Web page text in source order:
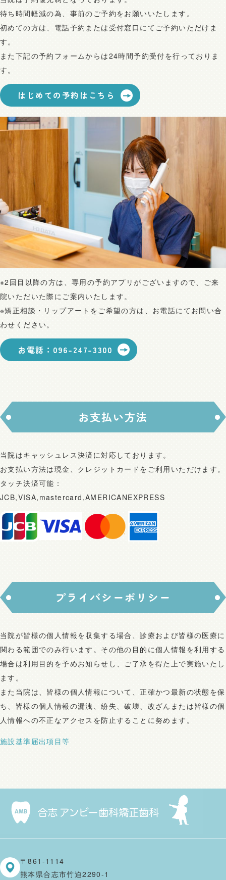
待ち時間軽減の為、事前のご予約をお願いいたします。
初めての方は、電話予約または受付窓口にてご予約いただけま
す。
また下記の予約フォームからは24時間予約受付を行っておりま
す。
はじめての予約はこちら
※2回目以降の方は、専用の予約アプリがございますので、ご来
院いただいた際にご案内いたします。
※矯正相談・リップアートをご希望の方は、お電話にてお問い合
わせください。
お電話：096-247-3300
お支払い方法
当院はキャッシュレス決済に対応しております。
お支払い方法は現金、クレジットカードをご利用いただけます。
タッチ決済可能：
JCB,VISA,mastercard,AMERICANEXPRESS
プライバシーポリシー
当院が皆様の個人情報を収集する場合、診療および皆様の医療に
関わる範囲でのみ行います。その他の目的に個人情報を利用する
場合は利用目的を予めお知らせし、ご了承を得た上で実施いたし
ます。
また当院は、皆様の個人情報について、正確かつ最新の状態を保
ち、皆様の個人情報の漏洩、紛失、破壊、改ざんまたは皆様の個
人情報への不正なアクセスを防止することに努めます。
施設基準届出項目等
〒861-1114
熊本県合志市竹迫2290-1